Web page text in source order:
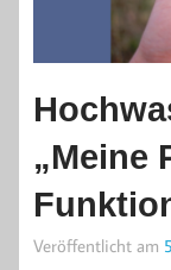
„Meine
Veröffentlicht am